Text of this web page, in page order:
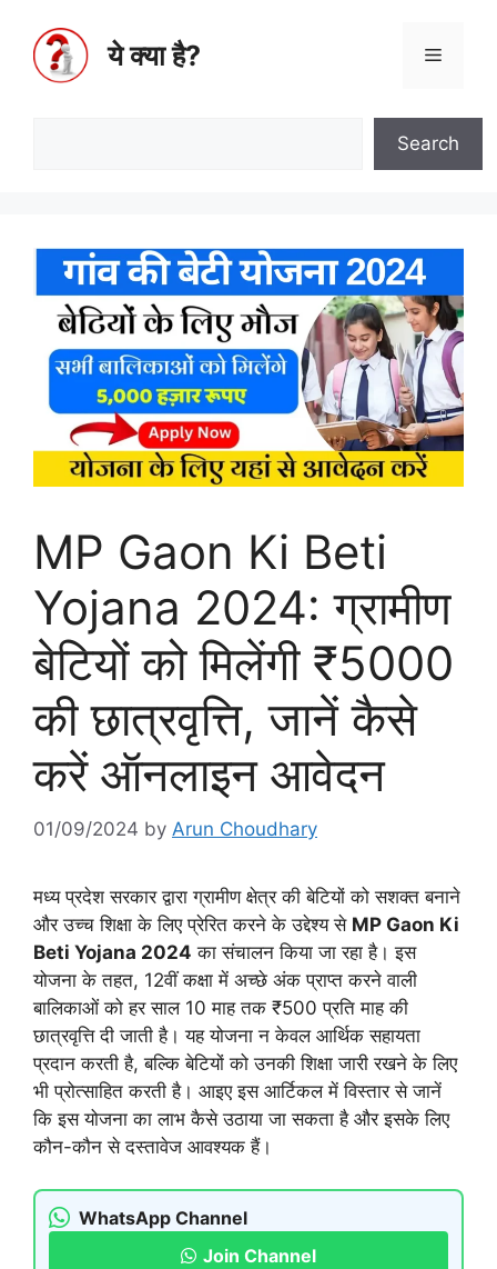
ये क्या है?
Search
MP Gaon Ki Beti
Yojana 2024: ग्रामीण
बेटियों को मिलेंगी ₹5000
की छात्रवृत्ति, जानें कैसे
करें ऑनलाइन आवेदन
01/09/2024 by Arun Choudhary
मध्य प्रदेश सरकार द्वारा ग्रामीण क्षेत्र की बेटियों को सशक्त बनाने
और उच्च शिक्षा के लिए प्रेरित करने के उद्देश्य से MP Gaon Ki
Beti Yojana 2024 का संचालन किया जा रहा है। इस
योजना के तहत, 12वीं कक्षा में अच्छे अंक प्राप्त करने वाली
बालिकाओं को हर साल 10 माह तक ₹500 प्रति माह की
छात्रवृत्ति दी जाती है। यह योजना न केवल आर्थिक सहायता
प्रदान करती है, बल्कि बेटियों को उनकी शिक्षा जारी रखने के लिए
भी प्रोत्साहित करती है। आइए इस आर्टिकल में विस्तार से जानें
कि इस योजना का लाभ कैसे उठाया जा सकता है और इसके लिए
कौन-कौन से दस्तावेज आवश्यक हैं।
WhatsApp Channel
Join Channel